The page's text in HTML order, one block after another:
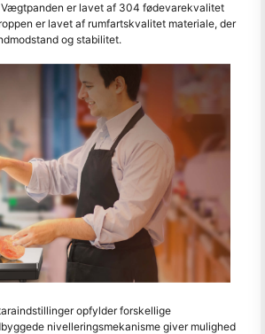
Vægtpanden er lavet af 304 fødevarekvalitet
er lavet af rumfartskvalitet materiale, der
og stabilitet.
opfylder forskellige
nivelleringsmekanisme giver mulighed